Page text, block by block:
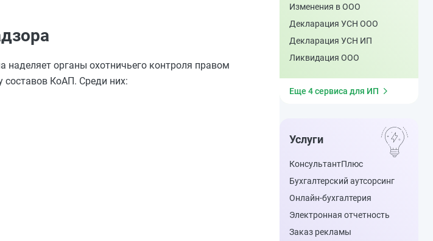
органы охотничьего контроля правом
КоАП. Среди них:
Изменения в ООО
Декларация УСН ООО
Декларация УСН ИП
Ликвидация ООО
Еще 4 сервиса для ИП
Услуги
КонсультантПлюс
Бухгалтерский аутсорсинг
Онлайн-бухгалтерия
Электронная отчетность
Заказ рекламы